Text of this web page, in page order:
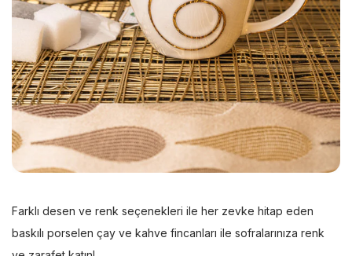
Farklı desen ve renk seçenekleri ile her zevke hitap eden
baskılı porselen çay ve kahve fincanları ile sofralarınıza renk